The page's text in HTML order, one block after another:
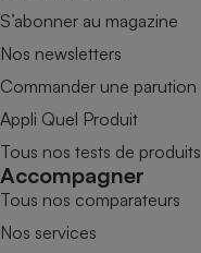
S’abonner au magazine
Nos newsletters
Commander une parution
Appli Quel Produit
Tous nos tests de produits
Accompagner
Tous nos comparateurs
Nos services